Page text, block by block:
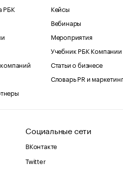
РБК
Кейсы
Вебинары
Мероприятия
Учебник РБК Компании
Статьи о бизнесе
Словарь PR и
Социальные сети
ВКонтакте
Twitter